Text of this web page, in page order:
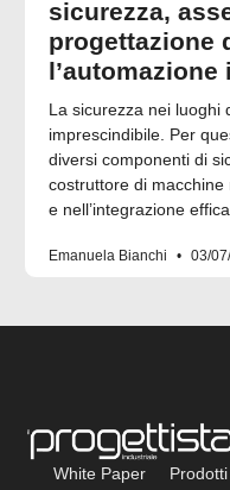
sicurezza,
progettazione
La sicurezza nei luoghi
imprescindibile. Per
diversi componenti di
costruttore di
e nell’integrazione
Emanuela Bianchi 03/
White Paper